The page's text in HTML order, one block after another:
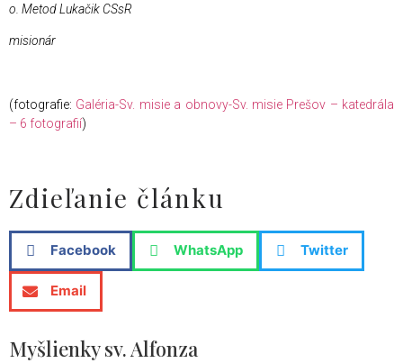
o. Metod Lukačik CSsR
misionár
(fotografie: Galéria-Sv. misie a obnovy-Sv. misie Prešov – katedrála
– 6 fotografií)
Zdieľanie článku
Facebook WhatsApp Twitter
Email
Myšlienky sv. Alfonza